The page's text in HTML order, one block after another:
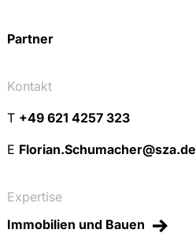
Partner
Kontakt
T +49 621 4257 323
E Florian.Schumacher@sza.de
Expertise
Immobilien und Bauen